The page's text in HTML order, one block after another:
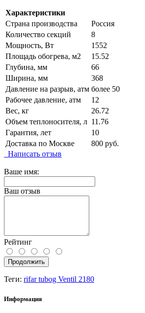
Характеристики
Страна производства
Россия
Количество секций
8
Мощность, Вт
1552
Площадь обогрева, м2
15.52
Глубина, мм
66
Ширина, мм
368
Давление на разрыв, атм более 50
Рабочее давление, атм
12
Вес, кг
26.72
Объем теплоносителя, л 11.76
Гарантия, лет
10
Доставка по Москве
800 руб.
Написать отзыв
Ваше имя:
Ваш отзыв
Рейтинг
Продолжить
Теги: rifar tubog Ventil 2180
Информация